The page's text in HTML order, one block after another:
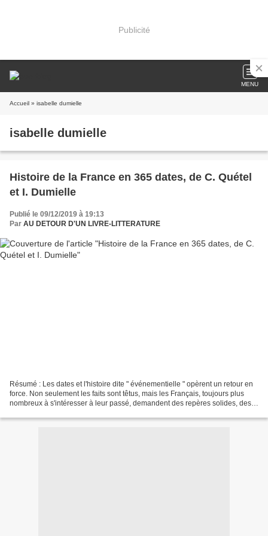
Publicité
MENU
Accueil » isabelle dumielle
isabelle dumielle
Histoire de la France en 365 dates, de C. Quétel
et I. Dumielle
Publié le 09/12/2019 à 19:13
Par AU DETOUR D'UN LIVRE-LITTERATURE
Résumé : Les dates et l'histoire dite " événementielle " opèrent un retour en
force. Non seulement les faits sont têtus, mais les Français, toujours plus
nombreux à s'intéresser à leur passé, demandent des repères solides, des